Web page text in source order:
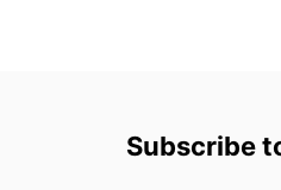
ด้วยการตัดสิ่งรบกวนทางสา
เผชิญกับความท้าทายที่เป็น
Subscribe